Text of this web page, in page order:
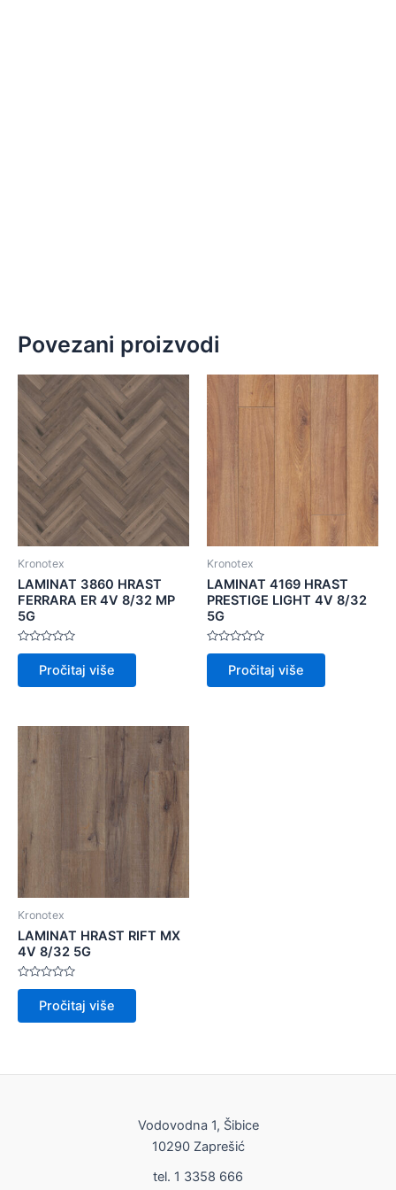
Povezani proizvodi
Kronotex
LAMINAT 3860 HRAST
FERRARA ER 4V 8/32 MP
5G
Ocijenjeno
5
Pročitaj više
Kronotex
LAMINAT 4169 HRAST
PRESTIGE LIGHT 4V 8/32
5G
Ocijenjeno
5
Pročitaj više
Kronotex
LAMINAT HRAST RIFT MX
4V 8/32 5G
Ocijenjeno
5
Pročitaj više
Vodovodna 1, Šibice
10290 Zaprešić
tel. 1 3358 666